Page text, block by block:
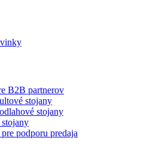
B2B partnerov
stojany
stojany
podporu predaja